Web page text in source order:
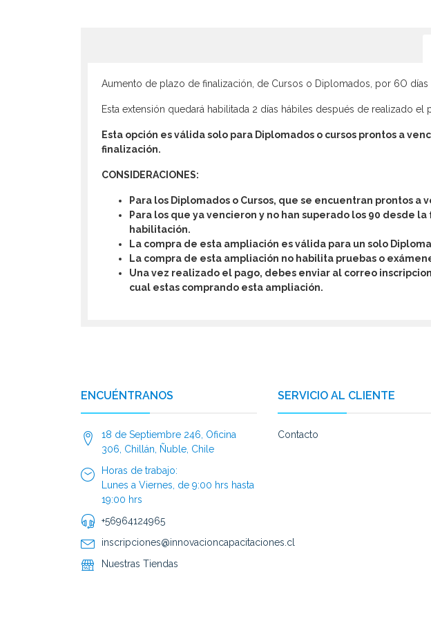
Aumento de plazo de finalización, de Cursos o Diplomados, por 6O
Esta extensión quedará habilitada 2 días hábiles después de realizado el
Esta opción es válida solo para Diplomados o cursos prontos a
finalización.
CONSIDERACIONES:
Para los Diplomados o Cursos, que se encuentran prontos a
Para los que ya vencieron y no han superado los 90 desde
habilitación.
La compra de esta ampliación es válida para un solo
La compra de esta ampliación no habilita pruebas o
Una vez realizado el pago, debes enviar al correo
cual estas comprando esta ampliación.
ENCUÉNTRANOS
18 de Septiembre 246, Oficina
306, Chillán, Ñuble, Chile
Horas de trabajo:
Lunes a Viernes, de 9:00 hrs hasta
19:00 hrs
+56964124965
inscripciones@innovacioncapacitaciones.cl
Nuestras Tiendas
SERVICIO AL CLIENTE
Contacto